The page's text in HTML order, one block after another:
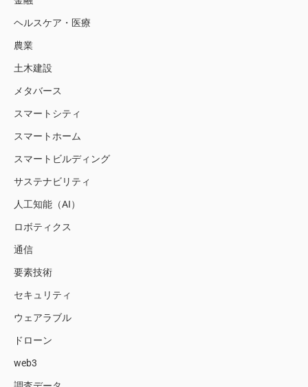
ヘルスケア・医療
農業
土木建設
メタバース
スマートシティ
スマートホーム
スマートビルディング
サステナビリティ
人工知能（AI）
ロボティクス
通信
要素技術
セキュリティ
ウェアラブル
ドローン
web3